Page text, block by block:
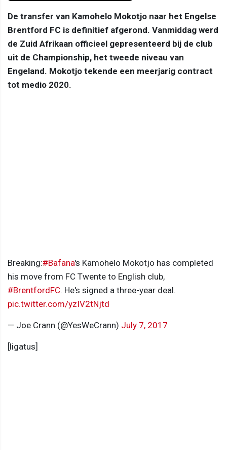
De transfer van Kamohelo Mokotjo naar het Engelse
Brentford FC is definitief afgerond. Vanmiddag werd
de Zuid Afrikaan officieel gepresenteerd bij de club
uit de Championship, het tweede niveau van
Engeland. Mokotjo tekende een meerjarig contract
tot medio 2020.
Breaking:#Bafana's Kamohelo Mokotjo has completed
his move from FC Twente to English club,
#BrentfordFC. He's signed a three-year deal.
pic.twitter.com/yzIV2tNjtd
— Joe Crann (@YesWeCrann) July 7, 2017
[ligatus]